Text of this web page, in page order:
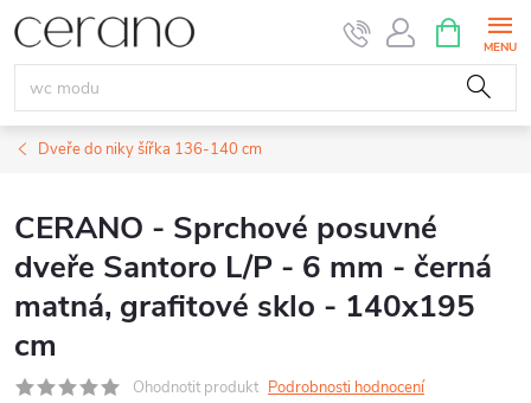
Přejít
na
obsah
NÁKUPNÍ
KOŠÍK
Dveře do niky šířka 136-140 cm
CERANO - Sprchové posuvné
dveře Santoro L/P - 6 mm - černá
matná, grafitové sklo - 140x195
cm
Ohodnotit produkt Podrobnosti hodnocení